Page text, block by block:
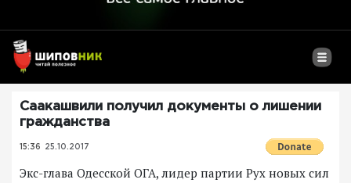
Саакашвили получил документы о лишении
гражданства
15:36 25.10.2017
Экс-глава Одесской ОГА, лидер партии Рух новых сил